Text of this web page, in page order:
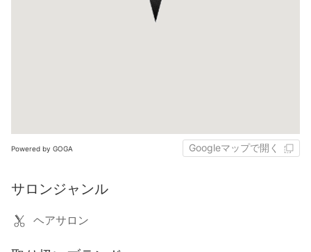
Powered by GOGA Googleマップで開く
サロンジャンル
ヘアサロン